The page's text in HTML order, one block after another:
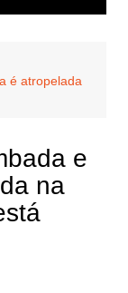
é atropelada
e
na